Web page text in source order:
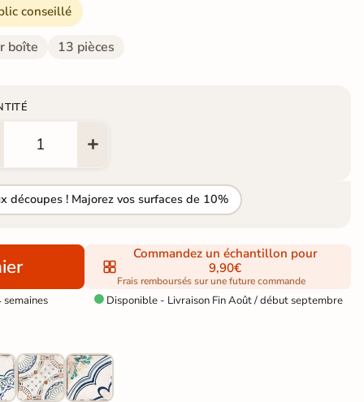
conseillé
boîte 13 pièces
découpes ! Majorez vos surfaces de 10%
Commandez un échantillon pour
9,90€
Frais remboursés sur une future commande
Disponible - Livraison Fin Août / début septembre